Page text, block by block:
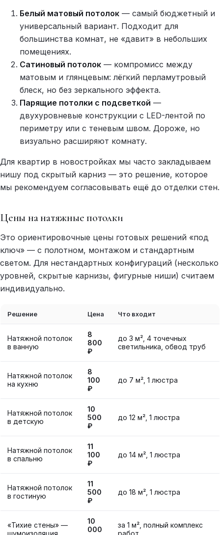
Белый матовый потолок — самый бюджетный и
универсальный вариант. Подходит для
большинства комнат, не «давит» в небольших
помещениях.
Сатиновый потолок — компромисс между
матовым и глянцевым: лёгкий перламутровый
блеск, но без зеркального эффекта.
Парящие потолки с подсветкой —
двухуровневые конструкции с LED-лентой по
периметру или с теневым швом. Дороже, но
визуально расширяют комнату.
Для квартир в новостройках мы часто закладываем
нишу под скрытый карниз — это решение, которое
мы рекомендуем согласовывать ещё до отделки стен.
Цены на натяжные потолки
Это ориентировочные цены готовых решений «под
ключ» — с полотном, монтажом и стандартным
светом. Для нестандартных конфигураций (несколько
уровней, скрытые карнизы, фигурные ниши) считаем
индивидуально.
Решение Цена Что входит
Натяжной потолок
в ванную
8
800
₽
до 3 м², 4 точечных
светильника, обвод труб
Натяжной потолок
на кухню
8
100
₽
до 7 м², 1 люстра
Натяжной потолок
в детскую
10
500
₽
до 12 м², 1 люстра
Натяжной потолок
в спальню
11
100
₽
до 14 м², 1 люстра
Натяжной потолок
в гостиную
11
500
₽
до 18 м², 1 люстра
«Тихие стены» —
шумоизоляция
10
000
за 1 м², полный комплекс
работ